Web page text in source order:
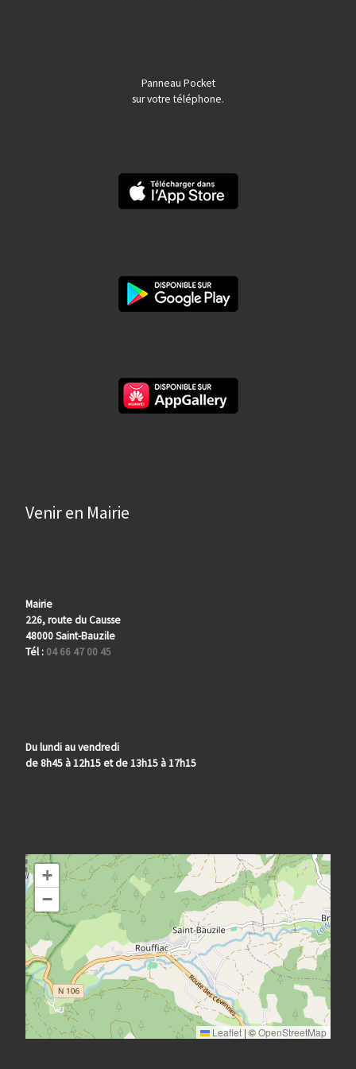
Panneau Pocket
sur votre téléphone.
Venir en Mairie
Mairie
226, route du Causse
48000 Saint-Bauzile
Tél : 04 66 47 00 45
Du lundi au vendredi
de 8h45 à 12h15 et de 13h15 à 17h15
+
−
Leaflet |©OpenStreetMap